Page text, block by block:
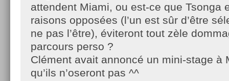
attendent Miami, ou est-ce que Tsonga
raisons opposées (l’un est sûr d’être
ne pas l’être), éviteront tout zèle
parcours perso ?
Clément avait annoncé un mini-stage à
qu’ils n’oseront pas ^^